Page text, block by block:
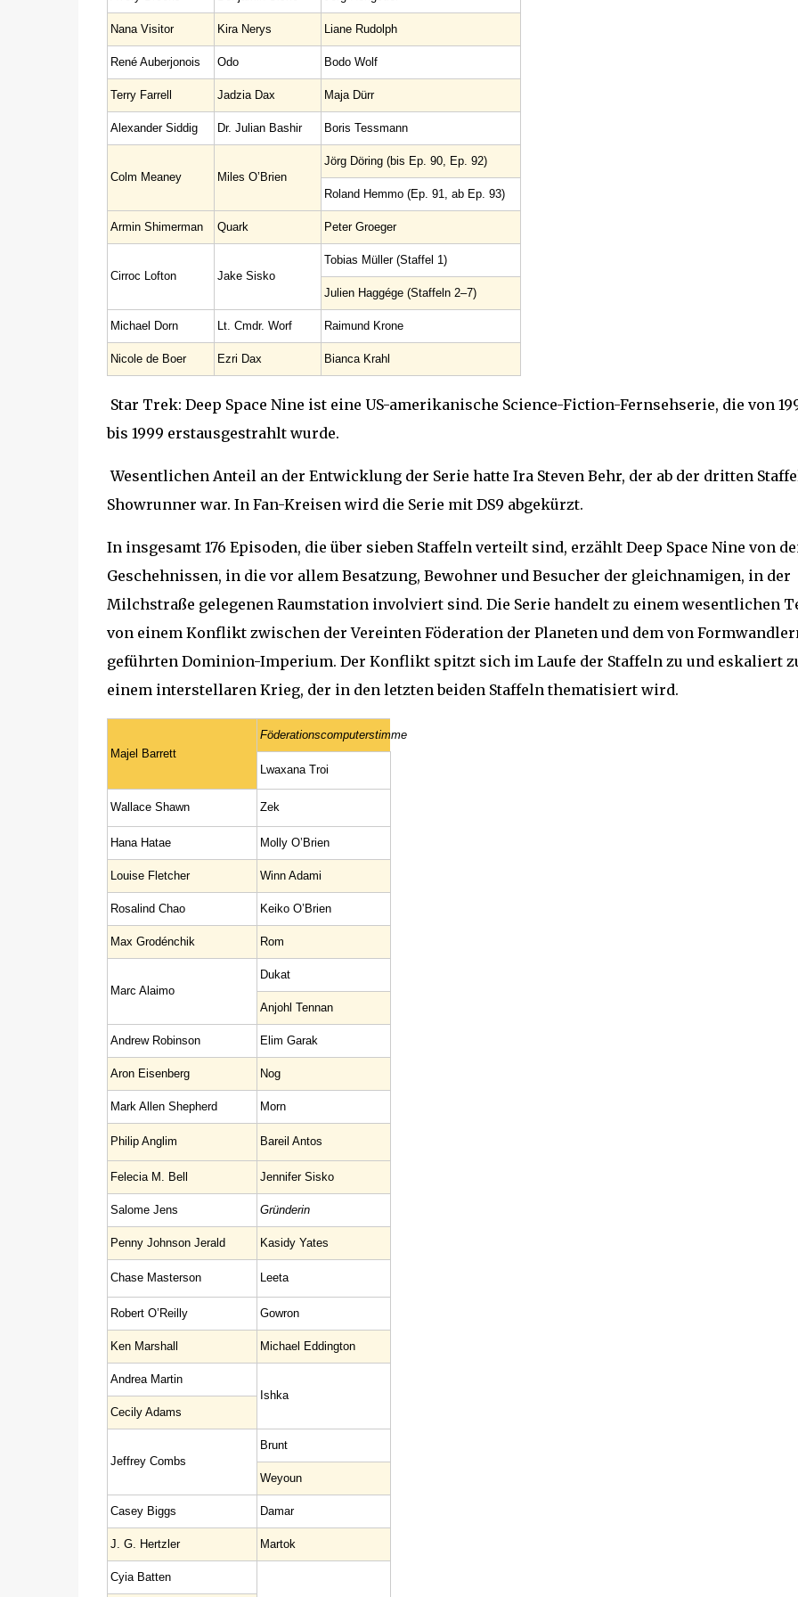
Nana Visitor Kira Nerys Liane Rudolph
René Auberjonois Odo Bodo Wolf
Terry Farrell Jadzia Dax Maja Dürr
Alexander Siddig Dr. Julian Bashir Boris Tessmann
Colm Meaney Miles O’Brien
Jörg Döring (bis Ep. 90, Ep. 92)
Roland Hemmo (Ep. 91, ab Ep. 93)
Armin Shimerman Quark Peter Groeger
Cirroc Lofton Jake Sisko
Tobias Müller (Staffel 1)
Julien Haggége (Staffeln 2–7)
Michael Dorn Lt. Cmdr. Worf Raimund Krone
Nicole de Boer Ezri Dax Bianca Krahl
Star Trek: Deep Space Nine ist eine US-amerikanische Science-Fiction-Fernsehserie, die von
bis 1999 erstausgestrahlt wurde.
Wesentlichen Anteil an der Entwicklung der Serie hatte Ira Steven Behr, der ab der dritten
Showrunner war. In Fan-Kreisen wird die Serie mit DS9 abgekürzt.
In insgesamt 176 Episoden, die über sieben Staffeln verteilt sind, erzählt Deep Space Nine von
Geschehnissen, in die vor allem Besatzung, Bewohner und Besucher der gleichnamigen, in der
Milchstraße gelegenen Raumstation involviert sind. Die Serie handelt zu einem wesentlichen
von einem Konflikt zwischen der Vereinten Föderation der Planeten und dem von
geführten Dominion-Imperium. Der Konflikt spitzt sich im Laufe der Staffeln zu und eskaliert
einem interstellaren Krieg, der in den letzten beiden Staffeln thematisiert wird.
Majel Barrett
Föderationscomputerstimme
Lwaxana Troi
Wallace Shawn Zek
Hana Hatae Molly O’Brien
Louise Fletcher Winn Adami
Rosalind Chao Keiko O’Brien
Max Grodénchik Rom
Marc Alaimo
Dukat
Anjohl Tennan
Andrew Robinson Elim Garak
Aron Eisenberg Nog
Mark Allen Shepherd Morn
Philip Anglim Bareil Antos
Felecia M. Bell Jennifer Sisko
Salome Jens Gründerin
Penny Johnson Jerald Kasidy Yates
Chase Masterson Leeta
Robert O’Reilly Gowron
Ken Marshall Michael Eddington
Andrea Martin
Ishka
Cecily Adams
Jeffrey Combs
Brunt
Weyoun
Casey Biggs Damar
J. G. Hertzler Martok
Cyia Batten